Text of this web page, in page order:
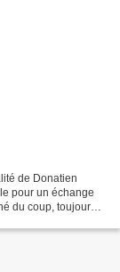
de Donatien
pour un échange
du coup, toujours